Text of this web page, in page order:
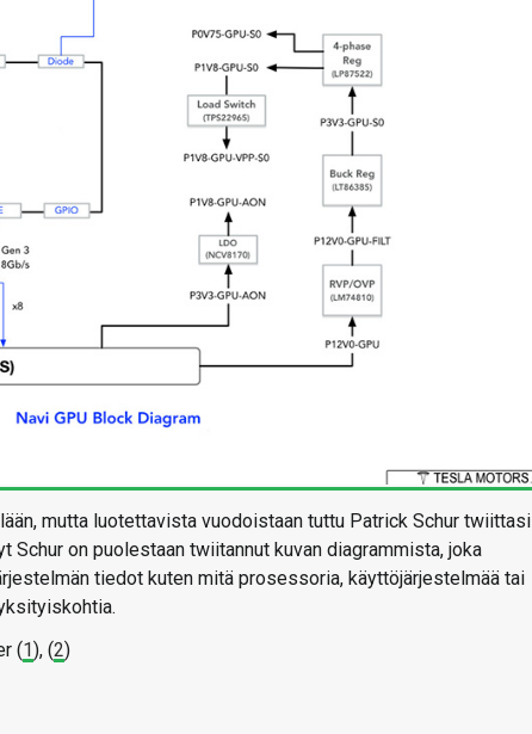
mutta luotettavista vuodoistaan tuttu Patrick Schur twiittasi
Schur on puolestaan twiitannut kuvan diagrammista, joka
tiedot kuten mitä prosessoria, käyttöjärjestelmää tai
(1), (2)